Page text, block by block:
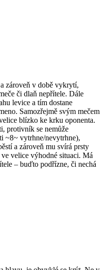
zároveň v době vykrytí,
či dlaň nepřítele. Dále
levice a tím dostane
Samozřejmě svým mečem
blízko ke krku oponenta.
protivník se nemůže
~8~ vytrhne/nevytrhne),
a zároveň mu svírá prsty
velice výhodné situaci. Má
– buďto podřízne, či nechá